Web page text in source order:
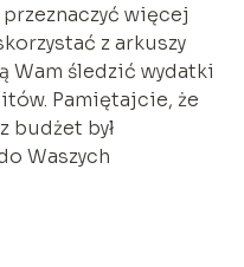
więcej
z arkuszy
Wam śledzić wydatki
Pamiętajcie, że
budżet był
Waszych